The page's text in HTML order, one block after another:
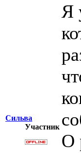
Сильва
Участник
Я
О